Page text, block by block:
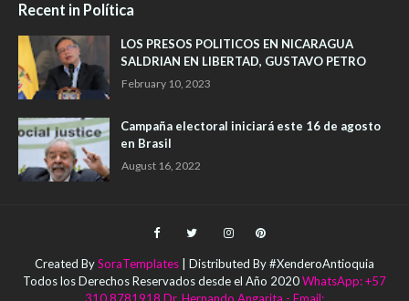
Recent in Política
LOS PRESOS POLITICOS EN NICARAGUA
SALDRIAN EN LIBERTAD, GUSTAVO PETRO
February 10, 2023
Campaña electoral iniciará este 16 de agosto
en Brasil
August 16, 2022
Created BySoraTemplates | Distributed By #XenderoAntioquia
Todos los Derechos Reservados desde el Año 2020WhatsApp: +57